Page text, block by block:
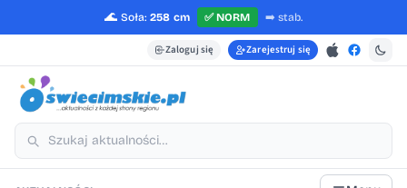
🌊 Soła: 258 cm ✅NORM ➡️ stab.
Zaloguj się Zarejestruj się